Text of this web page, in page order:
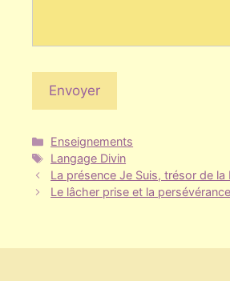
Catégories
Enseignements
Étiquettes
Langage Divin
La présence Je Suis, trésor de la
Le lâcher prise et la persévérance